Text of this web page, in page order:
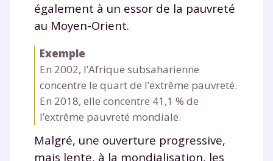
également à un essor de la pauvreté
au Moyen-Orient.
Exemple
En 2002, l’Afrique subsaharienne
concentre le quart de l’extrême pauvreté.
En 2018, elle concentre 41,1 % de
l’extrême pauvreté mondiale.
Malgré, une ouverture progressive,
mais lente, à la mondialisation, les
Votre adresse e-mail sera exclusivement utilisée pour
vous envoyer notre newsletter. Vous pourrez vous
désinscription présent dans chaque newsletter. Pour
en savoir plus sur la gestion de vos données
personnelles et pour exercer vos droits, vous pouvez
consulternotre charte